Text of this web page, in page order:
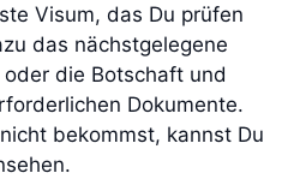
Visum, das Du prüfen
das nächstgelegene
die Botschaft und
Dokumente.
bekommst, kannst Du